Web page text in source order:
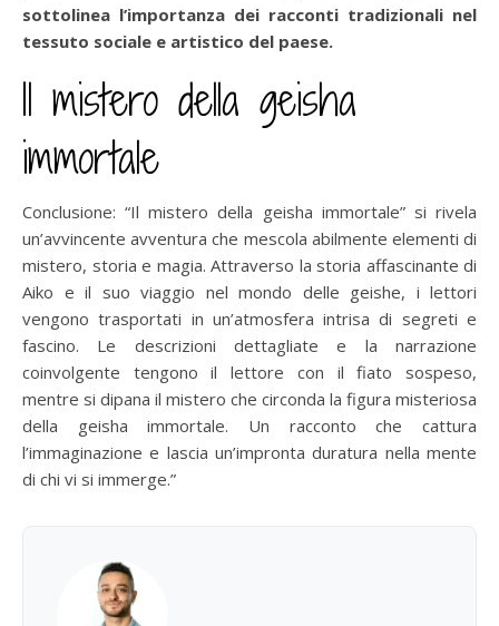
sottolinea l’importanza dei racconti tradizionali nel
tessuto sociale e artistico del paese.
Il mistero della geisha
immortale
Conclusione: “Il mistero della geisha immortale” si rivela
un’avvincente avventura che mescola abilmente elementi di
mistero, storia e magia. Attraverso la storia affascinante di
Aiko e il suo viaggio nel mondo delle geishe, i lettori
vengono trasportati in un’atmosfera intrisa di segreti e
fascino. Le descrizioni dettagliate e la narrazione
coinvolgente tengono il lettore con il fiato sospeso,
mentre si dipana il mistero che circonda la figura misteriosa
della geisha immortale. Un racconto che cattura
l’immaginazione e lascia un’impronta duratura nella mente
di chi vi si immerge.”